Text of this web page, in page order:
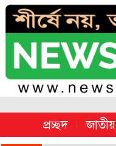
প্রচ্ছদ জাতীয়